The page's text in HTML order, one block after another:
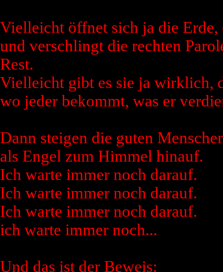
Vielleicht öffnet sich ja die Erde,
und verschlingt die rechten
Rest.
Vielleicht gibt es sie ja wirklich,
wo jeder bekommt, was er
Dann steigen die guten
als Engel zum Himmel hinauf.
Ich warte immer noch darauf.
Ich warte immer noch darauf.
Ich warte immer noch darauf.
ich warte immer noch...
Und das ist der Beweis: